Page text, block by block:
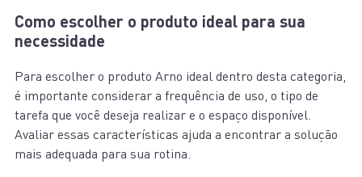
Como escolher o produto ideal para sua
necessidade
Para escolher o produto Arno ideal dentro desta categoria,
é importante considerar a frequência de uso, o tipo de
tarefa que você deseja realizar e o espaço disponível.
Avaliar essas características ajuda a encontrar a solução
mais adequada para sua rotina.